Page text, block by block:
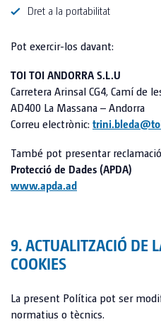
Dret a la portabilitat
Pot exercir-los davant:
TOI TOI ANDORRA S.L.U
Carretera Arinsal CG4, Camí de
AD400 La Massana – Andorra
Correu electrònic:
També pot presentar
Protecció de Dades (APDA)
www.apda.ad
9. ACTUALITZACIÓ DE
COOKIES
La present Política pot ser
normatius o tècnics.